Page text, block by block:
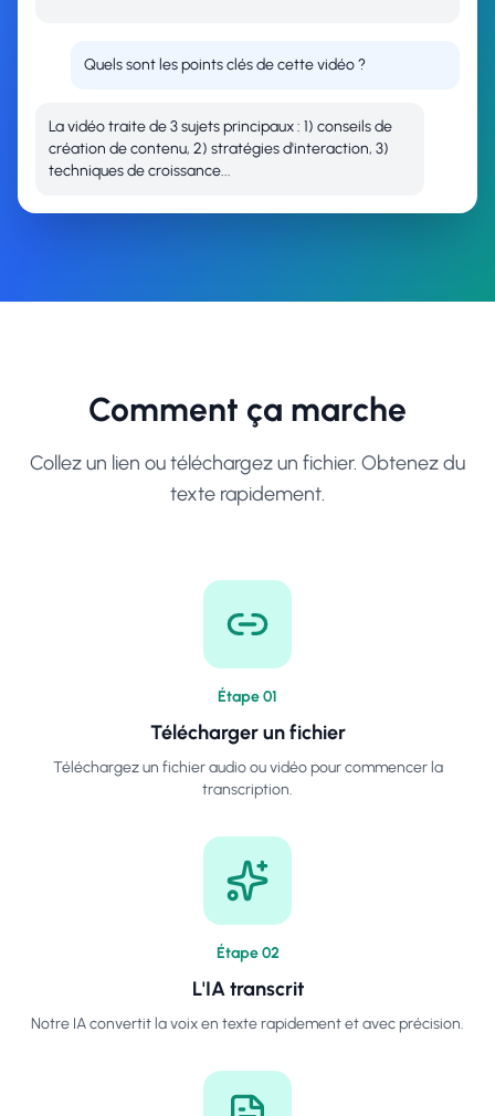
Quels sont les points clés de cette vidéo ?
La vidéo traite de 3 sujets principaux : 1) conseils de
création de contenu, 2) stratégies d'interaction, 3)
techniques de croissance...
Comment ça marche
Collez un lien ou téléchargez un fichier. Obtenez du
texte rapidement.
Étape01
Télécharger un fichier
Téléchargez un fichier audio ou vidéo pour commencer la
transcription.
Étape02
L'IA transcrit
Notre IA convertit la voix en texte rapidement et avec précision.